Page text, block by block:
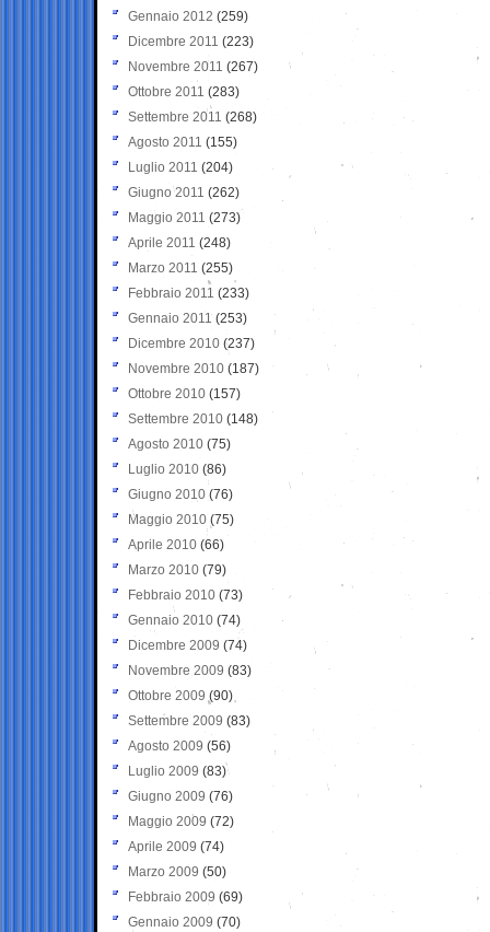
Gennaio 2012 (259)
Dicembre 2011 (223)
Novembre 2011 (267)
Ottobre 2011 (283)
Settembre 2011 (268)
Agosto 2011 (155)
Luglio 2011 (204)
Giugno 2011 (262)
Maggio 2011 (273)
Aprile 2011 (248)
Marzo 2011 (255)
Febbraio 2011 (233)
Gennaio 2011 (253)
Dicembre 2010 (237)
Novembre 2010 (187)
Ottobre 2010 (157)
Settembre 2010 (148)
Agosto 2010 (75)
Luglio 2010 (86)
Giugno 2010 (76)
Maggio 2010 (75)
Aprile 2010 (66)
Marzo 2010 (79)
Febbraio 2010 (73)
Gennaio 2010 (74)
Dicembre 2009 (74)
Novembre 2009 (83)
Ottobre 2009 (90)
Settembre 2009 (83)
Agosto 2009 (56)
Luglio 2009 (83)
Giugno 2009 (76)
Maggio 2009 (72)
Aprile 2009 (74)
Marzo 2009 (50)
Febbraio 2009 (69)
Gennaio 2009 (70)